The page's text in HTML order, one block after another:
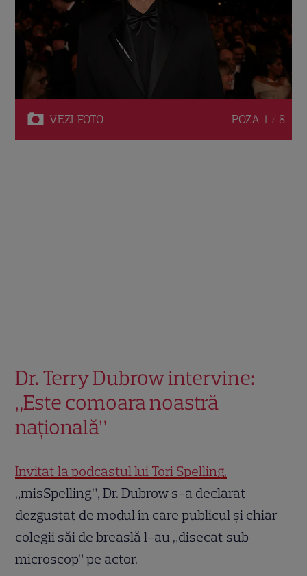
VEZI FOTO POZA 1 / 8
Dr. Terry Dubrow intervine:
„Este comoara noastră
națională”
Invitat la podcastul lui Tori Spelling,
„misSpelling”, Dr. Dubrow s-a declarat
dezgustat de modul în care publicul și chiar
colegii săi de breaslă l-au „disecat sub
microscop” pe actor.